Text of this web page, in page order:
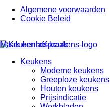
Algemene voorwaarden
Cookie Beleid
Maak een afspraak
Keukens
Moderne keukens
Greeploze keukens
Houten keukens
Prijsindicatie